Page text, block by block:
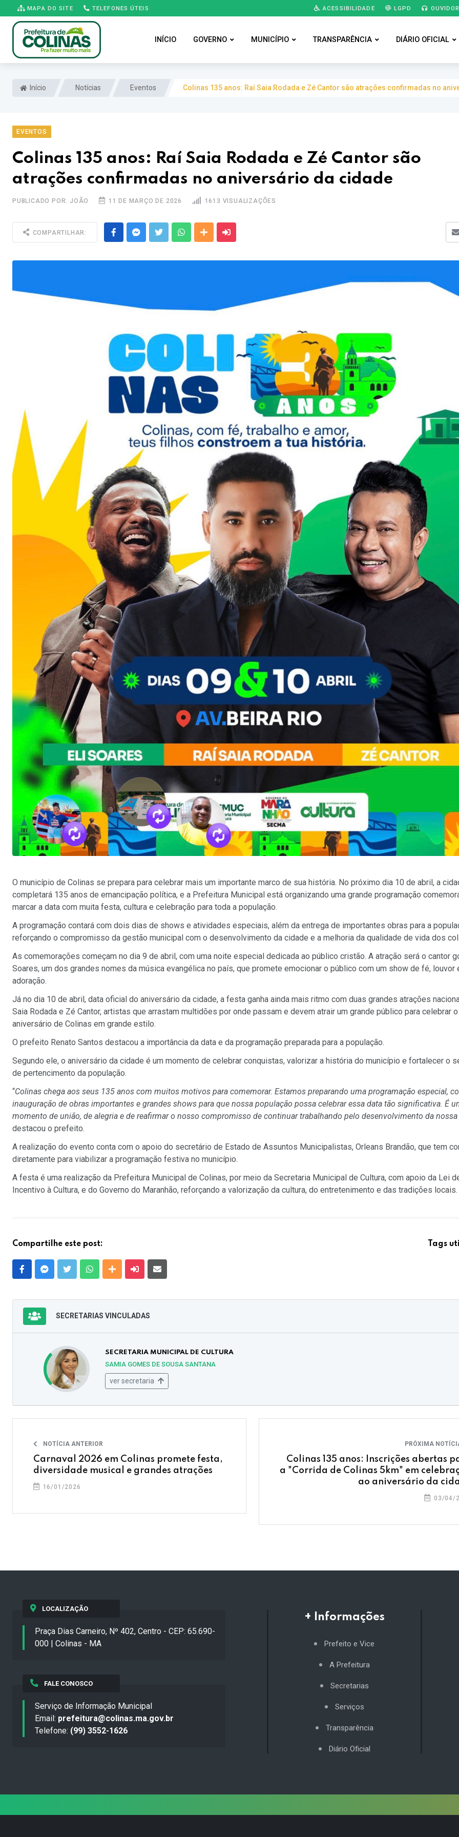
MAPA DO SITE TELEFONES ÚTEIS ACESSIBILIDADE LGPD
INÍCIO GOVERNO MUNICÍPIO TRANSPARÊNCIA DIÁRIO OFICIAL
Início Notícias Eventos Colinas 135 anos: Raí Saia Rodada e Zé Cantor são atrações confirmadas no
EVENTOS
Colinas 135 anos: Raí Saia Rodada e Zé Cantor são
atrações confirmadas no aniversário da cidade
PUBLICADO POR: JOÃO 11 DE MARÇO DE 2026 1613 VISUALIZAÇÕES
COMPARTILHAR: FacebookMessenger
Twitter WhatsappOutras Mídias
O município de Colinas se prepara para celebrar mais um importante marco de sua história. No próximo dia 10 de abril, a
completará 135 anos de emancipação política, e a Prefeitura Municipal está organizando uma grande programação
marcar a data com muita festa, cultura e celebração para toda a população.
A programação contará com dois dias de shows e atividades especiais, além da entrega de importantes obras para a
reforçando o compromisso da gestão municipal com o desenvolvimento da cidade e a melhoria da qualidade de vida dos
As comemorações começam no dia 9 de abril, com uma noite especial dedicada ao público cristão. A atração será o cantor
Soares, um dos grandes nomes da música evangélica no país, que promete emocionar o público com um show de fé, louvor
adoração.
Já no dia 10 de abril, data oficial do aniversário da cidade, a festa ganha ainda mais ritmo com duas grandes atrações
Saia Rodada e Zé Cantor, artistas que arrastam multidões por onde passam e devem atrair um grande público para celebrar o
aniversário de Colinas em grande estilo.
O prefeito Renato Santos destacou a importância da data e da programação preparada para a população.
Segundo ele, o aniversário da cidade é um momento de celebrar conquistas, valorizar a história do município e fortalecer o
de pertencimento da população.
“Colinas chega aos seus 135 anos com muitos motivos para comemorar. Estamos preparando uma programação especial,
inauguração de obras importantes e grandes shows para que nossa população possa celebrar essa data tão significativa. É
momento de união, de alegria e de reafirmar o nosso compromisso de continuar trabalhando pelo desenvolvimento da
destacou o prefeito.
A realização do evento conta com o apoio do secretário de Estado de Assuntos Municipalistas, Orleans Brandão, que tem
diretamente para viabilizar a programação festiva no município.
A festa é uma realização da Prefeitura Municipal de Colinas, por meio da Secretaria Municipal de Cultura, com apoio da Lei
Incentivo à Cultura, e do Governo do Maranhão, reforçando a valorização da cultura, do entretenimento e das tradições locais.
Compartilhe este post:
FacebookMessenger
Twitter WhatsappOutras MídiasEnviar para um amigo
Tags
SECRETARIAS VINCULADAS
SECRETARIA MUNICIPAL DE CULTURA
SAMIA GOMES DE SOUSA SANTANA
ver secretaria
NOTÍCIA ANTERIOR
Carnaval 2026 em Colinas promete festa,
diversidade musical e grandes atrações
16/01/2026
PRÓXIMA
Colinas 135 anos: Inscrições abertas
a "Corrida de Colinas 5km" em
ao aniversário da
03/04/
LOCALIZAÇÃO
Praça Dias Carneiro, Nº 402, Centro - CEP: 65.690-
000 | Colinas - MA
FALE CONOSCO
Serviço de Informação Municipal
Email: prefeitura@colinas.ma.gov.br
Telefone: (99) 3552-1626
+ Informações
Prefeito e Vice
A Prefeitura
Secretarias
Serviços
Transparência
Diário Oficial